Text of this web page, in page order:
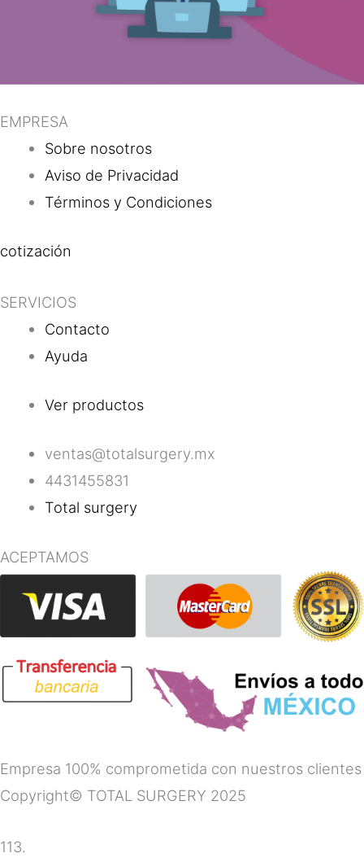
EMPRESA
Sobre nosotros
Aviso de Privacidad
Términos y Condiciones
cotización
SERVICIOS
Contacto
Ayuda
Ver productos
ventas@totalsurgery.mx
4431455831
Total surgery
ACEPTAMOS
Empresa 100% comprometida con nuestros clientes
Copyright© TOTAL SURGERY 2025
113.